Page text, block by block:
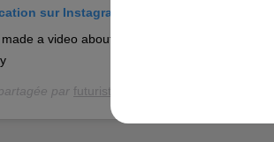
sur Instagram
a video about my project! #bodyponics
par futuristic biosocial designer